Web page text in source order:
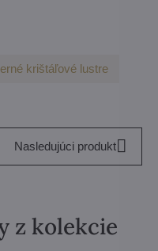
krištáľové lustre
Nasledujúci produkt
z kolekcie